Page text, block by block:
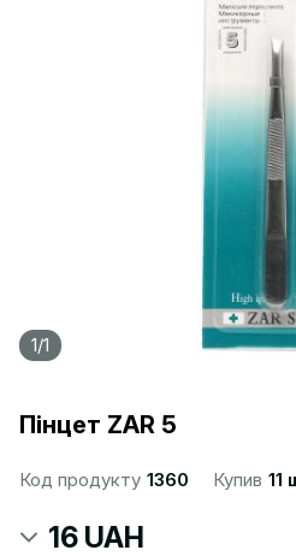
1/1
Пінцет ZAR 5
Код продукту 1360 Купив 11
16 UAH